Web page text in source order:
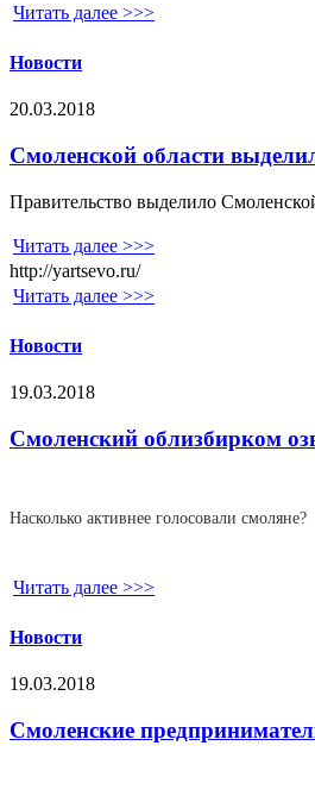
Читать далее >>>
Новости
20.03.2018
Смоленской области
Правительство выделило
Читать далее >>>
http://yartsevo.ru/
Читать далее >>>
Новости
19.03.2018
Смоленский облизбирком
Насколько активнее голосовали смоляне?
Читать далее >>>
Новости
19.03.2018
Смоленские